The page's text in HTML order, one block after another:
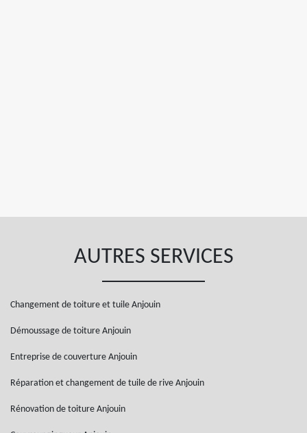
AUTRES SERVICES
Changement de toiture et tuile Anjouin
Démoussage de toiture Anjouin
Entreprise de couverture Anjouin
Réparation et changement de tuile de rive Anjouin
Rénovation de toiture Anjouin